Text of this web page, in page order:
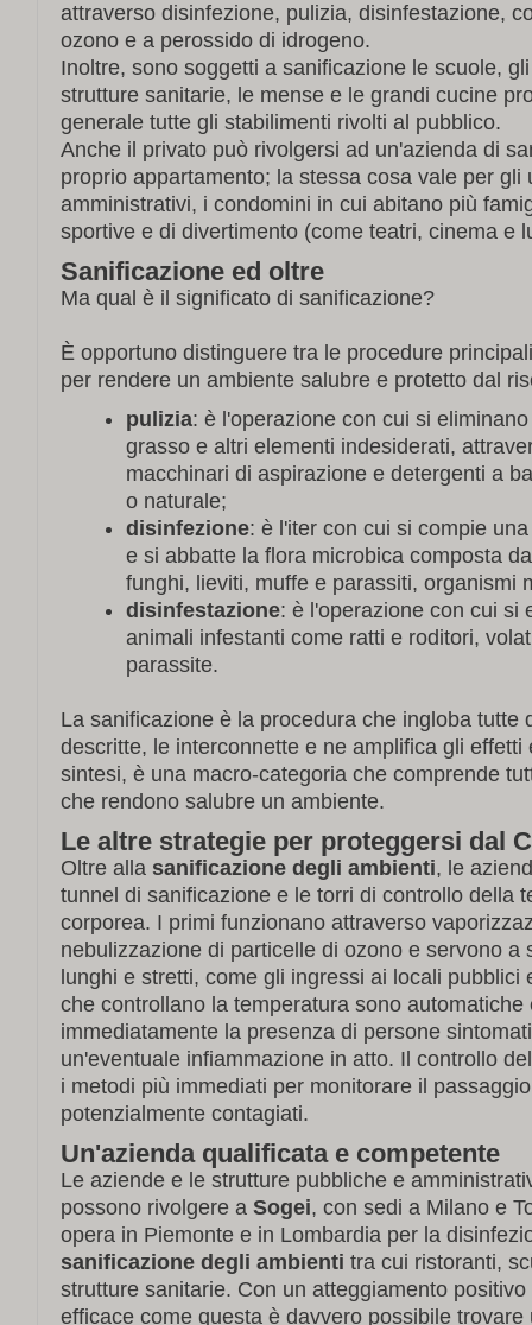
attraverso disinfezione, pulizia, disinfestazione,
ozono e a perossido di idrogeno.
Inoltre, sono soggetti a sanificazione le scuole,
strutture sanitarie, le mense e le grandi cucine
generale tutte gli stabilimenti rivolti al pubblico.
Anche il privato può rivolgersi ad un'azienda di
proprio appartamento; la stessa cosa vale per gli
amministrativi, i condomini in cui abitano più
sportive e di divertimento (come teatri, cinema e
Sanificazione ed oltre
Ma qual è il significato di sanificazione?
È opportuno distinguere tra le procedure
per rendere un ambiente salubre e protetto dal
pulizia: è l'operazione con cui si
grasso e altri elementi indesiderati,
macchinari di aspirazione e detergenti a
o naturale;
disinfezione: è l'iter con cui si compie
e si abbatte la flora microbica composta
funghi, lieviti, muffe e parassiti, organismi
disinfestazione: è l'operazione con cui si
animali infestanti come ratti e roditori,
parassite.
La sanificazione è la procedura che ingloba tutte
descritte, le interconnette e ne amplifica gli effetti
sintesi, è una macro-categoria che comprende
che rendono salubre un ambiente.
Le altre strategie per proteggersi dal
Oltre allasanificazione degli ambienti, le
tunnel di sanificazione e le torri di controllo della
corporea. I primi funzionano attraverso
nebulizzazione di particelle di ozono e servono a
lunghi e stretti, come gli ingressi ai locali pubblici
che controllano la temperatura sono automatiche
immediatamente la presenza di persone
un'eventuale infiammazione in atto. Il controllo
i metodi più immediati per monitorare il
potenzialmente contagiati.
Un'azienda qualificata e competente
Le aziende e le strutture pubbliche e
possono rivolgere a Sogei, con sedi a Milano e
opera in Piemonte e in Lombardia per la
sanificazione degli ambienti tra cui ristoranti,
strutture sanitarie. Con un atteggiamento
efficace come questa è davvero possibile trovare